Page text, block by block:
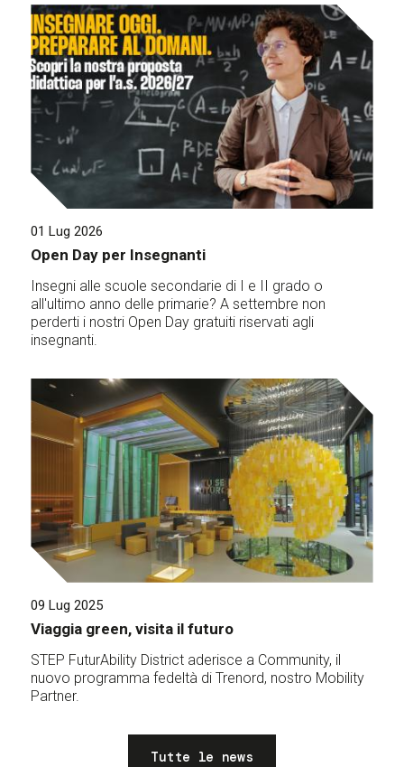
01 Lug 2026
Open Day per Insegnanti
Insegni alle scuole secondarie di I e II grado o
all'ultimo anno delle primarie? A settembre non
perderti i nostri Open Day gratuiti riservati agli
insegnanti.
09 Lug 2025
Viaggia green, visita il futuro
STEP FuturAbility District aderisce a Community, il
nuovo programma fedeltà di Trenord, nostro Mobility
Partner.
Tutte le news